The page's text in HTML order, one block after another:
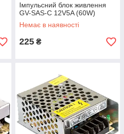
товар.
та
пакету
можливість
талон
і повністю
по
Імпульсний блок живлення
GV-SAS-C 12V5A (60W)
Немає в наявності
225 ₴